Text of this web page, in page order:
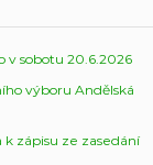
v sobotu 20.6.2026
výboru Andělská
k zápisu ze zasedání